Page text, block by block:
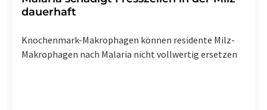
dauerhaft
Knochenmark-Makrophagen können residente Milz-
Makrophagen nach Malaria nicht vollwertig ersetzen